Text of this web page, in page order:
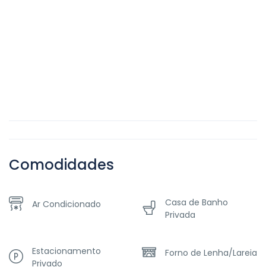
Comodidades
Ar Condicionado
Casa de Banho
Privada
Estacionamento
Privado
Forno de Lenha/Lareia